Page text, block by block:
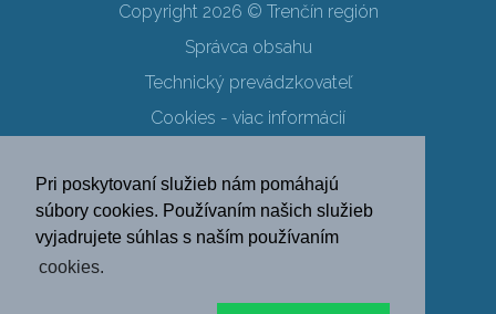
Pri poskytovaní služieb nám pomáhajú
súbory cookies. Používaním našich služieb
vyjadrujete súhlas s naším používaním
cookies.
Copyright 2026 © Trenčín región
Správca obsahu
Technický prevádzkovateľ
Cookies - viac informácií
Ochrana osobných údajov
SK EN DE
PL